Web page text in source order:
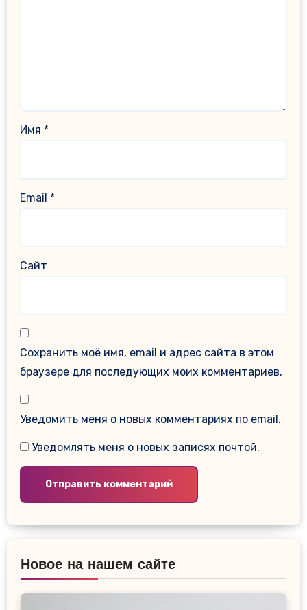
Имя *
Email *
Сайт
Сохранить моё имя, email и адрес сайта в этом
браузере для последующих моих комментариев.
Уведомить меня о новых комментариях по email.
Уведомлять меня о новых записях почтой.
Новое на нашем сайте